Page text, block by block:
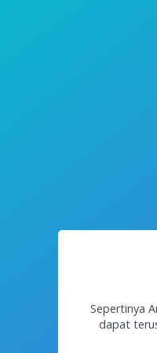
Sepertinya
dapat